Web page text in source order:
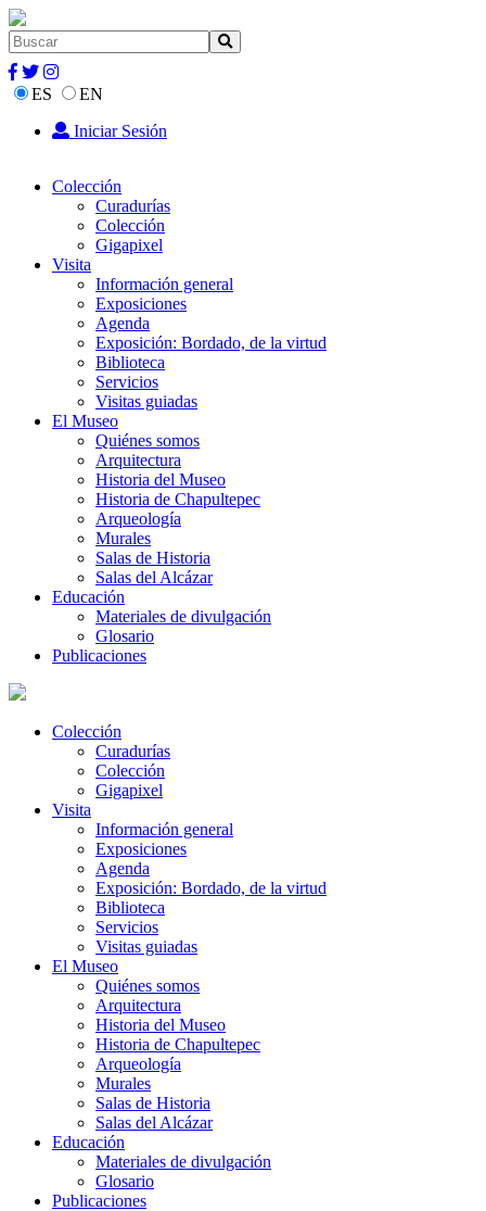
ES
EN
Iniciar Sesión
Colección
Curadurías
Colección
Gigapixel
Visita
Información general
Exposiciones
Agenda
Exposición: Bordado, de la virtud
Biblioteca
Servicios
Visitas guiadas
El Museo
Quiénes somos
Arquitectura
Historia del Museo
Historia de Chapultepec
Arqueología
Murales
Salas de Historia
Salas del Alcázar
Educación
Materiales de divulgación
Glosario
Publicaciones
Colección
Curadurías
Colección
Gigapixel
Visita
Información general
Exposiciones
Agenda
Exposición: Bordado, de la virtud
Biblioteca
Servicios
Visitas guiadas
El Museo
Quiénes somos
Arquitectura
Historia del Museo
Historia de Chapultepec
Arqueología
Murales
Salas de Historia
Salas del Alcázar
Educación
Materiales de divulgación
Glosario
Publicaciones